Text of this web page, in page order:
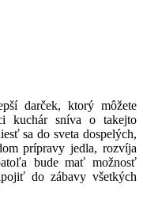
darček, ktorý môžete
kuchár sníva o takejto
sa do sveta dospelých,
prípravy jedla, rozvíja
bude mať možnosť
do zábavy všetkých